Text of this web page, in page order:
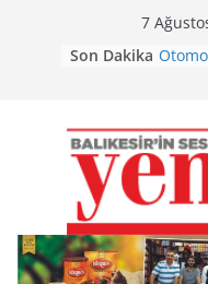
7
Son Dakika
Başladı